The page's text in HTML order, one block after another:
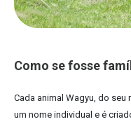
Como se fosse
Cada animal Wagyu, do
um nome individual e é